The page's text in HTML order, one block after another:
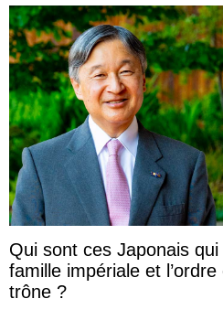
Qui sont ces Japonais
famille impériale et
trône ?